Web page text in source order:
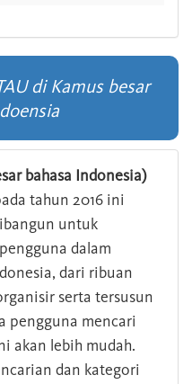
di Kamus besar
bahasa Indonesia)
tahun 2016 ini
untuk
dalam
dari ribuan
serta tersusun
pengguna mencari
akan lebih mudah.
dan kategori